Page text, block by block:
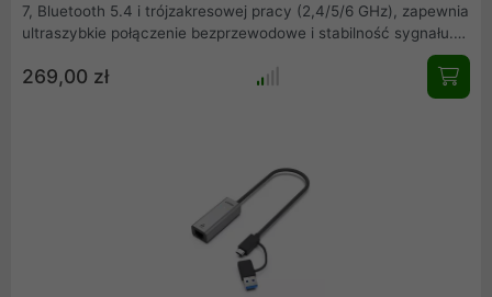
7, Bluetooth 5.4 i trójzakresowej pracy (2,4/5/6 GHz), zapewnia
ultraszybkie połączenie bezprzewodowe i stabilność sygnału.
bezpieczeństwo dzięki WPA3 oraz łatwą instalację przez PCI
269,00 zł